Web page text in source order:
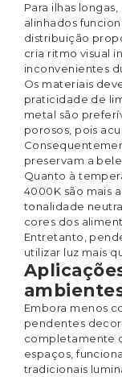
Para ilhas
alinhados
distribuição
cria ritmo visual
inconvenientes
Os materiais
praticidade de
metal são
porosos, pois
preservam a
Quanto à
4000K são mais
tonalidade
cores dos
Entretanto,
utilizar luz mais
Embora menos
pendentes
completamente
espaços,
tradicionais